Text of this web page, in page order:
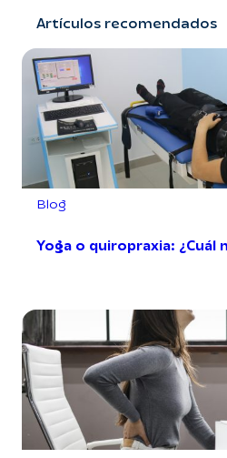
Artículos recomendados
Blog
Yoga o quiropraxia: ¿Cuál